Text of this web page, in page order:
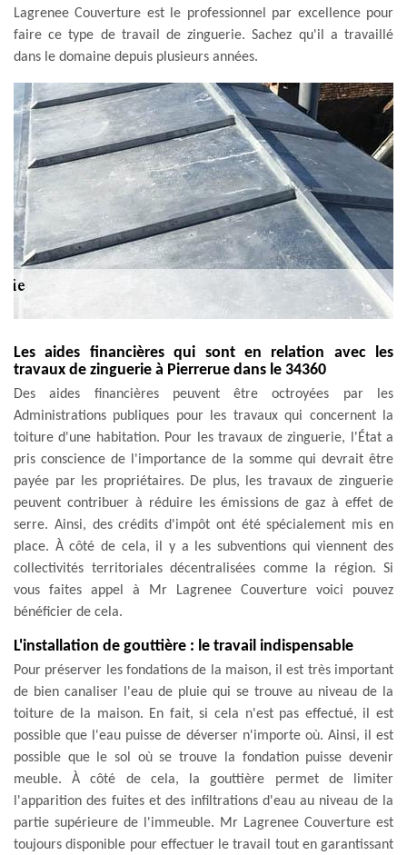
Lagrenee Couverture est le professionnel par excellence pour
faire ce type de travail de zinguerie. Sachez qu'il a travaillé
dans le domaine depuis plusieurs années.
Les aides financières qui sont en relation avec les
travaux de zinguerie à Pierrerue dans le 34360
Des aides financières peuvent être octroyées par les
Administrations publiques pour les travaux qui concernent la
toiture d'une habitation. Pour les travaux de zinguerie, l'État a
pris conscience de l'importance de la somme qui devrait être
payée par les propriétaires. De plus, les travaux de zinguerie
peuvent contribuer à réduire les émissions de gaz à effet de
serre. Ainsi, des crédits d'impôt ont été spécialement mis en
place. À côté de cela, il y a les subventions qui viennent des
collectivités territoriales décentralisées comme la région. Si
vous faites appel à Mr Lagrenee Couverture voici pouvez
bénéficier de cela.
L'installation de gouttière : le travail indispensable
Pour préserver les fondations de la maison, il est très important
de bien canaliser l'eau de pluie qui se trouve au niveau de la
toiture de la maison. En fait, si cela n'est pas effectué, il est
possible que l'eau puisse de déverser n'importe où. Ainsi, il est
possible que le sol où se trouve la fondation puisse devenir
meuble. À côté de cela, la gouttière permet de limiter
l'apparition des fuites et des infiltrations d'eau au niveau de la
partie supérieure de l'immeuble. Mr Lagrenee Couverture est
toujours disponible pour effectuer le travail tout en garantissant